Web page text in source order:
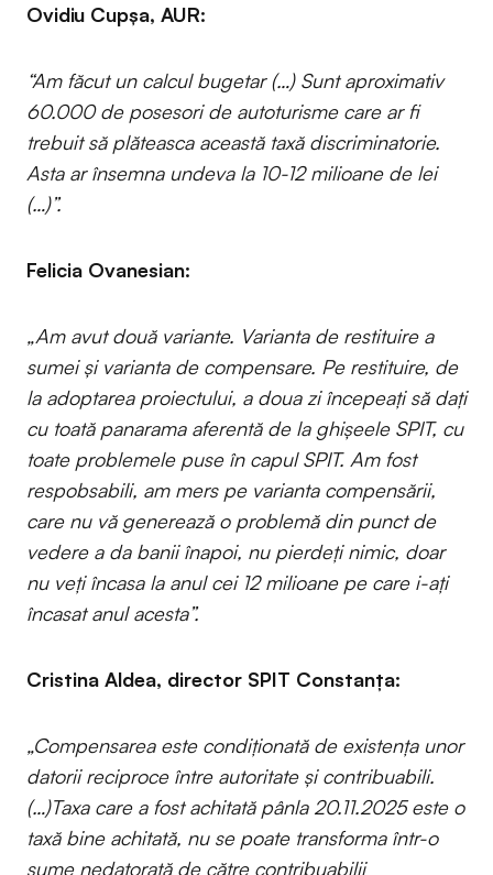
Ovidiu Cupșa, AUR:
“Am făcut un calcul bugetar (…) Sunt aproximativ
60.000 de posesori de autoturisme care ar fi
trebuit să plăteasca această taxă discriminatorie.
Asta ar însemna undeva la 10-12 milioane de lei
(…)”.
Felicia Ovanesian:
„Am avut două variante. Varianta de restituire a
sumei și varianta de compensare. Pe restituire, de
la adoptarea proiectului, a doua zi începeați să dați
cu toată panarama aferentă de la ghișeele SPIT, cu
toate problemele puse în capul SPIT. Am fost
respobsabili, am mers pe varianta compensării,
care nu vă generează o problemă din punct de
vedere a da banii înapoi, nu pierdeți nimic, doar
nu veți încasa la anul cei 12 milioane pe care i-ați
încasat anul acesta”.
Cristina Aldea, director SPIT Constanța:
„Compensarea este condiționată de existența unor
datorii reciproce între autoritate și contribuabili.
(…)Taxa care a fost achitată pânla 20.11.2025 este o
taxă bine achitată, nu se poate transforma într-o
sume nedatorată de către contribuabilii